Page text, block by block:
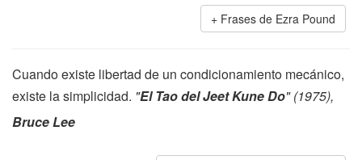
Frases de Ezra Pound
Cuando existe libertad de un condicionamiento mecánico,
existe la simplicidad. "El Tao del Jeet Kune Do" (1975),
Bruce Lee